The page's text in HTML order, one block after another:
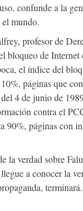
confunde a la
mundo.
profesor de
bloqueo de Internet
el índice del
páginas que
4 de junio de
contra el
90%, páginas con
la verdad sobre
a conocer la
terminará.